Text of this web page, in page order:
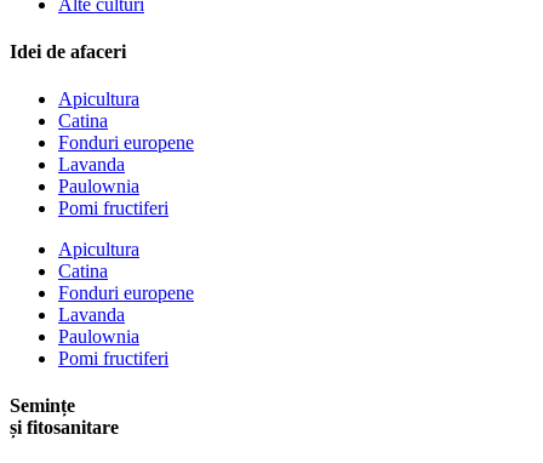
Idei de afaceri
Apicultura
Catina
Fonduri europene
Lavanda
Paulownia
Pomi fructiferi
Apicultura
Catina
Fonduri europene
Lavanda
Paulownia
Pomi fructiferi
Semințe
și fitosanitare